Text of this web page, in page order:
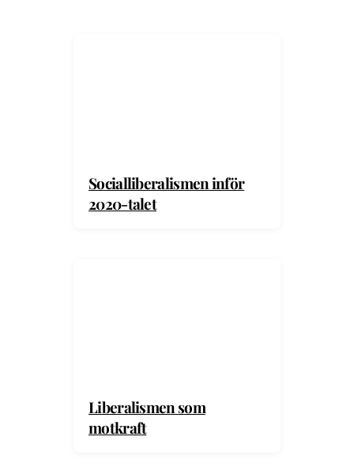
Socialliberalismen inför
2020-talet
Liberalismen som
motkraft